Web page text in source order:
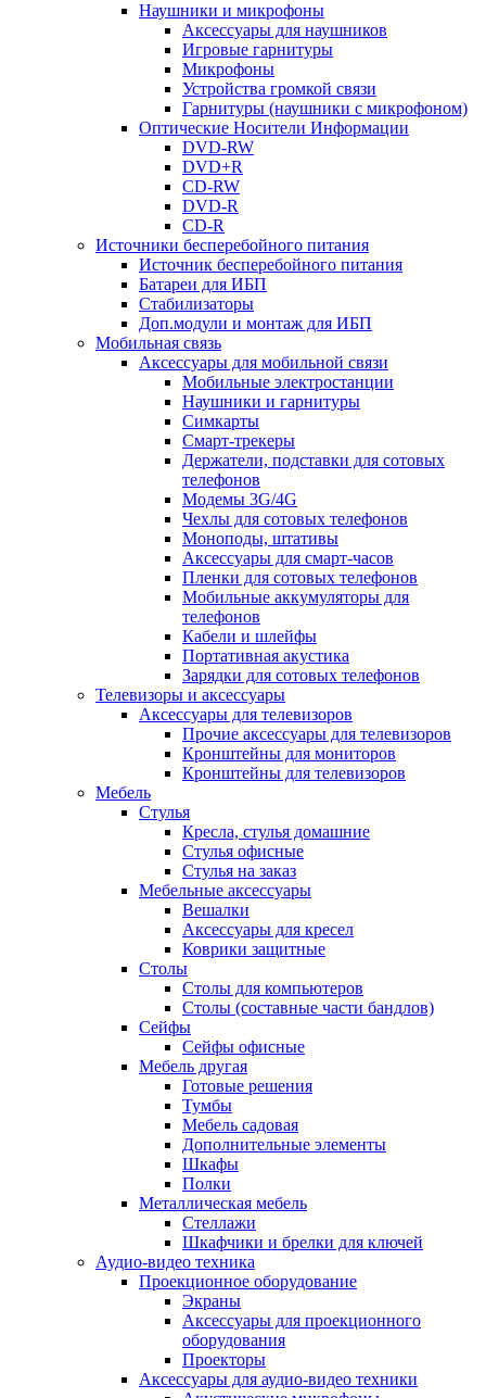
Наушники и микрофоны
Аксессуары для наушников
Игровые гарнитуры
Микрофоны
Устройства громкой связи
Гарнитуры (наушники с микрофоном)
Оптические Носители Информации
DVD-RW
DVD+R
CD-RW
DVD-R
CD-R
Источники бесперебойного питания
Источник бесперебойного питания
Батареи для ИБП
Стабилизаторы
Доп.модули и монтаж для ИБП
Мобильная связь
Аксессуары для мобильной связи
Мобильные электростанции
Наушники и гарнитуры
Симкарты
Смарт-трекеры
Держатели, подставки для сотовых
телефонов
Модемы 3G/4G
Чехлы для сотовых телефонов
Моноподы, штативы
Аксессуары для смарт-часов
Пленки для сотовых телефонов
Мобильные аккумуляторы для
телефонов
Кабели и шлейфы
Портативная акустика
Зарядки для сотовых телефонов
Телевизоры и аксессуары
Аксессуары для телевизоров
Прочие аксессуары для телевизоров
Кронштейны для мониторов
Кронштейны для телевизоров
Мебель
Стулья
Кресла, стулья домашние
Стулья офисные
Стулья на заказ
Мебельные аксессуары
Вешалки
Аксессуары для кресел
Коврики защитные
Столы
Столы для компьютеров
Столы (составные части бандлов)
Сейфы
Сейфы офисные
Мебель другая
Готовые решения
Тумбы
Мебель садовая
Дополнительные элементы
Шкафы
Полки
Металлическая мебель
Стеллажи
Шкафчики и брелки для ключей
Аудио-видео техника
Проекционное оборудование
Экраны
Аксессуары для проекционного
оборудования
Проекторы
Аксессуары для аудио-видео техники